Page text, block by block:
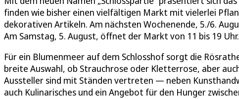
finden wie bisher einen vielfältigen Markt mit vielerlei
dekorativen Artikeln. Am nächsten Wochenende, 5./6.
Am Samstag, 5. August, öffnet der Markt von 11 bis 19
Für ein Blumenmeer auf dem Schlosshof sorgt die
breite Auswahl, ob Strauchrose oder Kletterrose, aber
Aussteller sind mit Ständen vertreten — neben
auch Kulinarisches und ein Angebot für den Hunger